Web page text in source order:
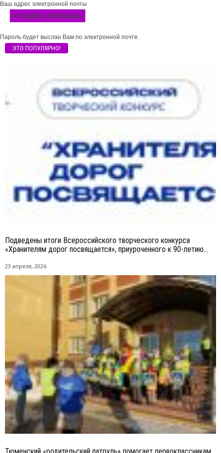
Ваш адрес электронной почты
Пароль будет выслан Вам по электронной почте.
ЭТО ПОПУЛЯРНО!
Подведены итоги Всероссийского творческого конкурса
«Хранителям дорог посвящается», приуроченного к 90-летию...
23 апреля, 2026
Тюменский «родительский патруль» помогает первоклассникам